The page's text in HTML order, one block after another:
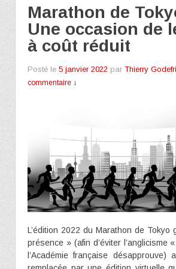
Marathon de
Une occasion de
à coût réduit
Posté le 5 janvier 2022 par Thierry
commentaire ↓
L’édition 2022 du Marathon de Tokyo
présence » (afin d’éviter l’anglicisme
l’Académie française